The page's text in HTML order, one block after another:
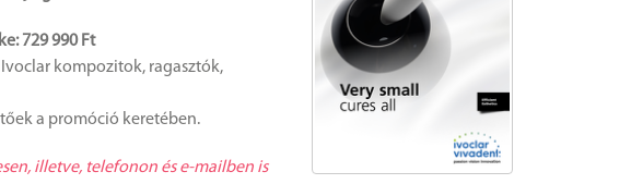
729 990 Ft
kompozitok, ragasztók,
a promóció keretében.
illetve, telefonon és e-mailben is